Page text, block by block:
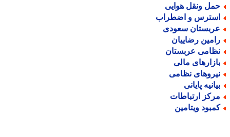
ونقل هوایی
و اضطراب
سعودی
رضاییان
عربستان
مالی
نظامی
پایانی
ارتباطات
ویتامین